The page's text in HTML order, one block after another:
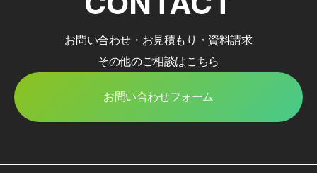
お問い合わせ・お見積もり・資料請求
その他のご相談はこちら
お問い合わせフォーム